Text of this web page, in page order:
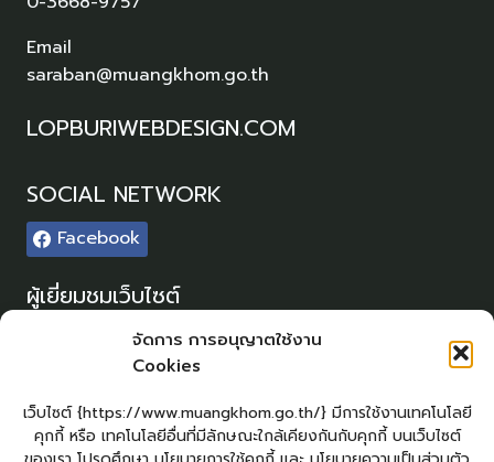
จัดการ การอนุญาตใช้งาน
Cookies
เว็บไซต์ {https://www.muangkhom.go.th/} มีการใช้งานเทคโนโลยี
คุกกี้ หรือ เทคโนโลยีอื่นที่มีลักษณะใกล้เคียงกันกับคุกกี้ บนเว็บไซต์
Email
saraban@muangkhom.go.th
LOPBURIWEBDESIGN.COM
SOCIAL NETWORK
Facebook
ผู้เยี่ยมชมเว็บไซต์
446
แผนผังเว็บไซต์
Login